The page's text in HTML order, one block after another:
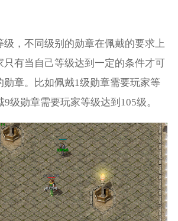
级，不同级别的勋章在佩戴的要求上
只有当自己等级达到一定的条件才可
勋章。比如佩戴1级勋章需要玩家等
级勋章需要玩家等级达到105级。